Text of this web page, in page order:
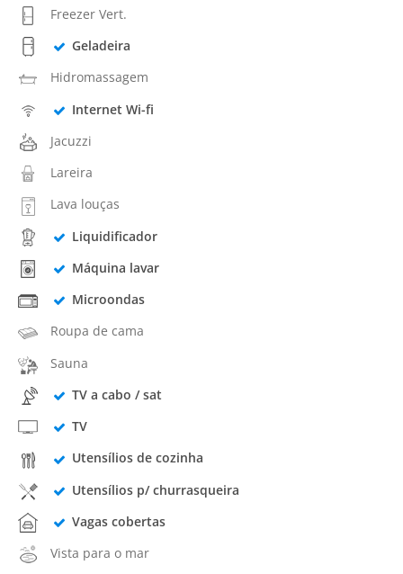
Freezer Vert.
Geladeira
Hidromassagem
Internet Wi-fi
Jacuzzi
Lareira
Lava louças
Liquidificador
Máquina lavar
Microondas
Roupa de cama
Sauna
TV a cabo / sat
TV
Utensílios de cozinha
Utensílios p/ churrasqueira
Vagas cobertas
Vista para o mar